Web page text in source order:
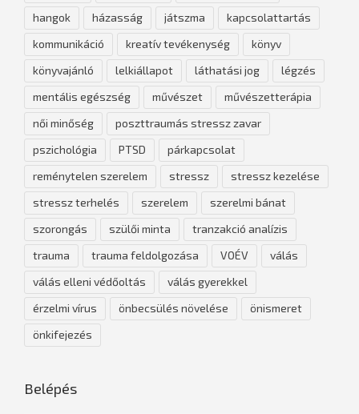
hangok
házasság játszma
kapcsolattartás
kommunikáció
kreatív tevékenység
könyv
könyvajánló
lelkiállapot láthatási jog
légzés
mentális egészség
művészet
művészetterápia
női minőség
poszttraumás stressz zavar
pszichológia
PTSD
párkapcsolat
reménytelen szerelem
stressz
stressz kezelése
stressz terhelés
szerelem
szerelmi bánat
szorongás
szülői minta
tranzakció analízis
trauma
trauma feldolgozása VOÉV
válás
válás elleni védőoltás
válás gyerekkel
érzelmi vírus
önbecsülés növelése
önismeret
önkifejezés
Belépés